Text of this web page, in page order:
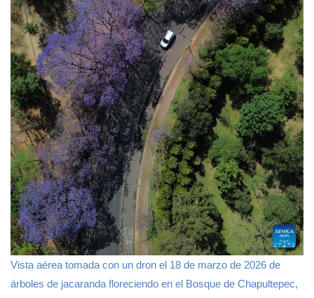
Vista aérea tomada con un dron el 18 de marzo de 2026 de
árboles de jacaranda floreciendo en el Bosque de Chapultepec,